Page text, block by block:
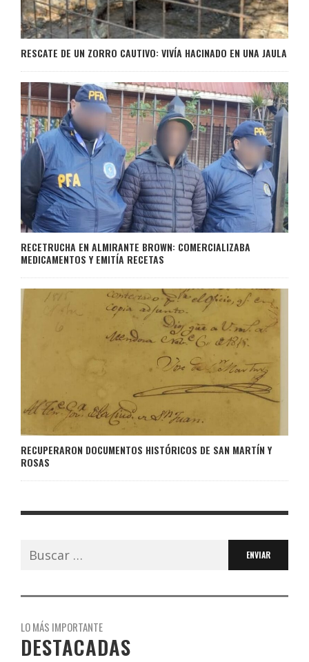
RESCATE DE UN ZORRO CAUTIVO: VIVÍA HACINADO EN UNA JAULA
RECETRUCHA EN ALMIRANTE BROWN: COMERCIALIZABA
MEDICAMENTOS Y EMITÍA RECETAS
RECUPERARON DOCUMENTOS HISTÓRICOS DE SAN MARTÍN Y
ROSAS
Buscar:
LO MÁS IMPORTANTE
DESTACADAS